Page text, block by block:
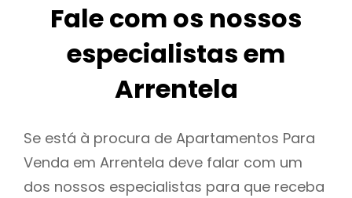
Fale com os nossos
especialistas em
Arrentela
Se está à procura de Apartamentos Para
Venda em Arrentela deve falar com um
dos nossos especialistas para que receba